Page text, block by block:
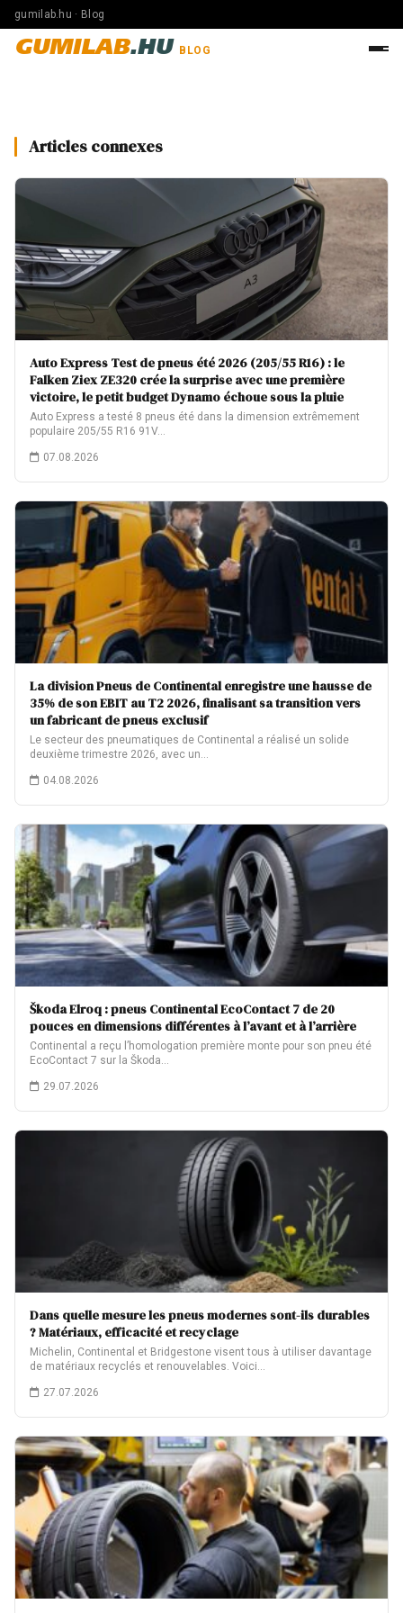
gumilab.hu · Blog
GUMILAB.HU BLOG
Articles connexes
Auto Express Test de pneus été 2026 (205/55 R16) : le
Falken Ziex ZE320 crée la surprise avec une première
victoire, le petit budget Dynamo échoue sous la pluie
Auto Express a testé 8 pneus été dans la dimension extrêmement
populaire 205/55 R16 91V…
07.08.2026
La division Pneus de Continental enregistre une hausse de
35% de son EBIT au T2 2026, finalisant sa transition vers
un fabricant de pneus exclusif
Le secteur des pneumatiques de Continental a réalisé un solide
deuxième trimestre 2026, avec un…
04.08.2026
Škoda Elroq : pneus Continental EcoContact 7 de 20
pouces en dimensions différentes à l’avant et à l’arrière
Continental a reçu l’homologation première monte pour son pneu été
EcoContact 7 sur la Škoda…
29.07.2026
Dans quelle mesure les pneus modernes sont-ils durables
? Matériaux, efficacité et recyclage
Michelin, Continental et Bridgestone visent tous à utiliser davantage
de matériaux recyclés et renouvelables. Voici…
27.07.2026